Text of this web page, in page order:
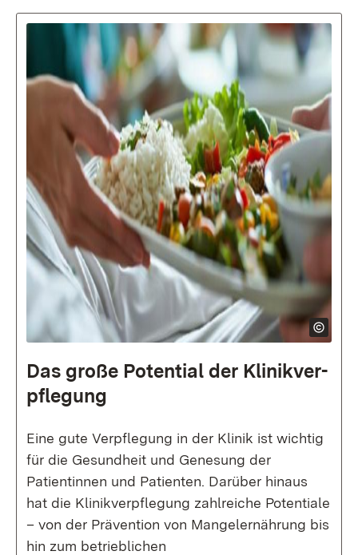
Das große Poten­tial der Klinik­ver­
pflegung
Eine gute Verpflegung in der Klinik ist wichtig
für die Gesundheit und Genesung der
Patientinnen und Patienten. Darüber hinaus
hat die Klinikverpflegung zahlreiche Potentiale
– von der Prävention von Mangelernährung bis
hin zum betrieblichen